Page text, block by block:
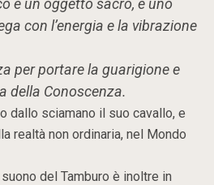
è un oggetto sacro, è uno
con l’energia e la vibrazione
per portare la guarigione e
della Conoscenza.
dallo sciamano il suo cavallo, e
realtà non ordinaria, nel Mondo
del Tamburo è inoltre in